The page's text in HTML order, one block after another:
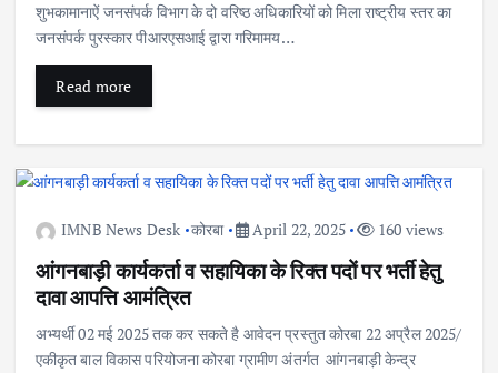
शुभकामानाऐं जनसंपर्क विभाग के दो वरिष्ठ अधिकारियों को मिला राष्ट्रीय स्तर का
जनसंपर्क पुरस्कार पीआरएसआई द्वारा गरिमामय…
Read more
IMNB News Desk कोरबा April 22, 2025 160 views
आंगनबाड़ी कार्यकर्ता व सहायिका के रिक्त पदों पर भर्ती हेतु
दावा आपत्ति आमंत्रित
अभ्यर्थी 02 मई 2025 तक कर सकते है आवेदन प्रस्तुत कोरबा 22 अप्रैल 2025/
एकीकृत बाल विकास परियोजना कोरबा ग्रामीण अंतर्गत आंगनबाड़ी केन्द्र